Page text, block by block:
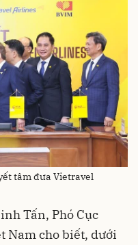
tâm đưa Vietravel
Tấn, Phó Cục
Nam cho biết, dưới